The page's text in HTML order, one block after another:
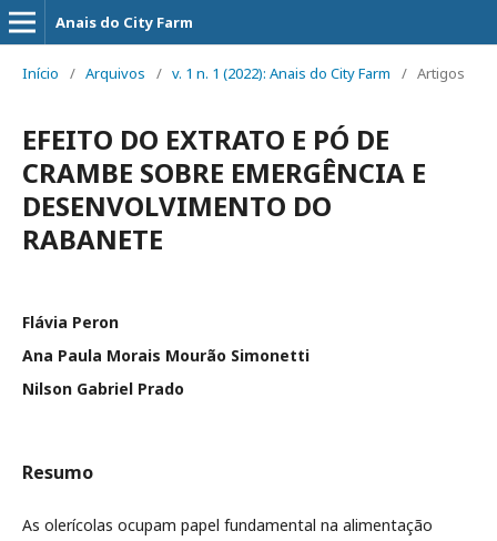
Anais do City Farm
Início / Arquivos / v. 1 n. 1 (2022): Anais do City Farm / Artigos
EFEITO DO EXTRATO E PÓ DE
CRAMBE SOBRE EMERGÊNCIA E
DESENVOLVIMENTO DO
RABANETE
Flávia Peron
Ana Paula Morais Mourão Simonetti
Nilson Gabriel Prado
Resumo
As olerícolas ocupam papel fundamental na alimentação